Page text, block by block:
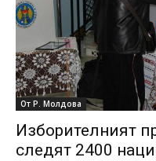
От Р. Молдова
Изборителният
следят 2400